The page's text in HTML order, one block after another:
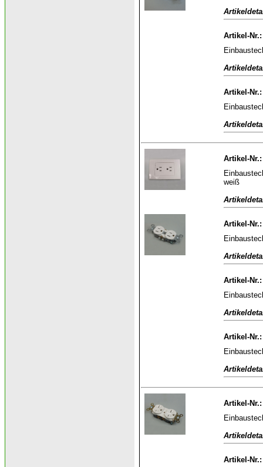
Artikel-Nr.:
Artikel-Nr.:
Artikel-Nr.:
weiß
Artikel-Nr.:
Artikel-Nr.:
Artikel-Nr.:
Artikel-Nr.:
Artikel-Nr.: